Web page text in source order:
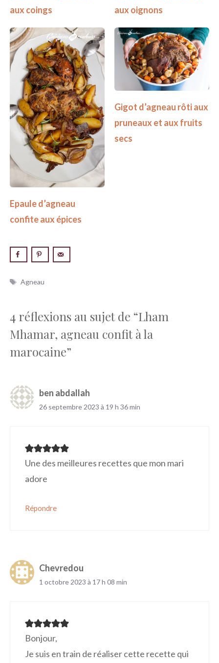
aux coings
aux oignons
Epaule d’agneau
confite aux épices
Gigot d’agneau rôti aux
pruneaux et aux fruits
secs
Étiquettes
Agneau
4 réflexions au sujet de “Lham
Mhamar, agneau confit à la
marocaine”
ben abdallah
26 septembre 2023 à 19 h 36 min
Une des meilleures recettes que mon mari
adore
Répondre
Chevredou
1 octobre 2023 à 17 h 08 min
Bonjour,
Je suis en train de réaliser cette recette qui